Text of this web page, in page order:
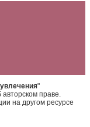
"
праве.
на другом ресурсе